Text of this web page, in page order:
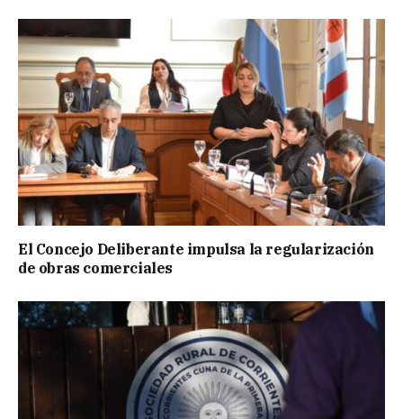
El Concejo Deliberante impulsa la regularización
de obras comerciales